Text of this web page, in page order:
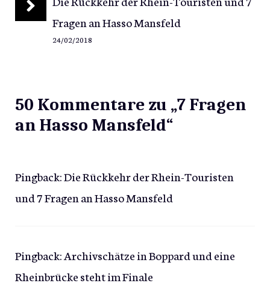
Fragen an Hasso Mansfeld
24/02/2018
50 Kommentare zu „7 Fragen
an Hasso Mansfeld“
Pingback:Die Rückkehr der Rhein-Touristen
und 7 Fragen an Hasso Mansfeld
Pingback:Archivschätze in Boppard und eine
Rheinbrücke steht im Finale